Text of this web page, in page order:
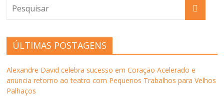
ÚLTIMAS POSTAGENS
Alexandre David celebra sucesso em Coração Acelerado e
anuncia retorno ao teatro com Pequenos Trabalhos para Velhos
Palhaços